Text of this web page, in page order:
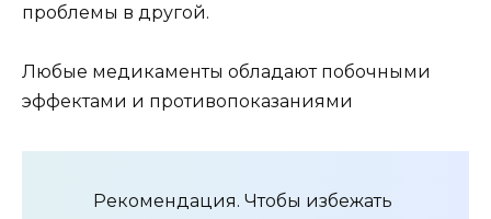
проблемы в другой.
Любые медикаменты обладают побочными
эффектами и противопоказаниями
Рекомендация. Чтобы избежать